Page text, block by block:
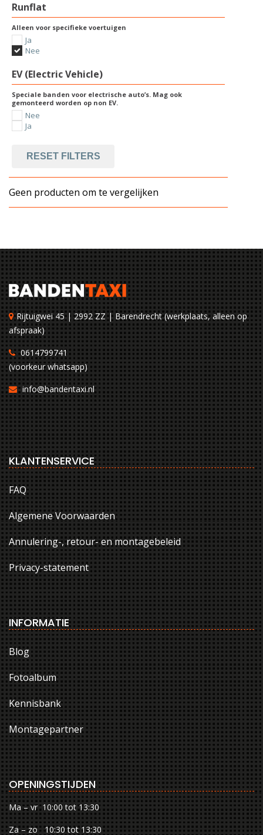
Runflat
Alleen voor specifieke voertuigen
Ja
Nee
EV (Electric Vehicle)
Speciale banden voor electrische auto’s. Mag ook
gemonteerd worden op non EV.
Nee
Ja
RESET FILTERS
Geen producten om te vergelijken
Rijtuigwei 45 | 2992 ZZ | Barendrecht (werkplaats, alleen op
afspraak)
0614799741
(voorkeur whatsapp)
info@bandentaxi.nl
KLANTENSERVICE
FAQ
Algemene Voorwaarden
Annulering-, retour- en montagebeleid
Privacy-statement
INFORMATIE
Blog
Fotoalbum
Kennisbank
Montagepartner
OPENINGSTIJDEN
Ma – vr 10:00 tot 13:30
Za – zo 10:30 tot 13:30